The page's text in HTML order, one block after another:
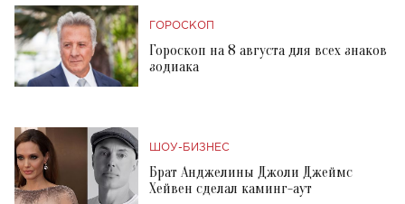
ГОРОСКОП
Гороскоп на 8 августа для всех знаков
зодиака
ШОУ-БИЗНЕС
Брат Анджелины Джоли Джеймс
Хейвен сделал каминг-аут